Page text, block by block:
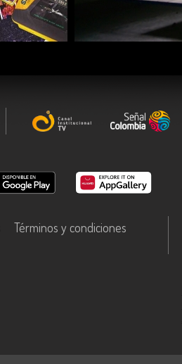
COMPARTIR
Términos y condiciones